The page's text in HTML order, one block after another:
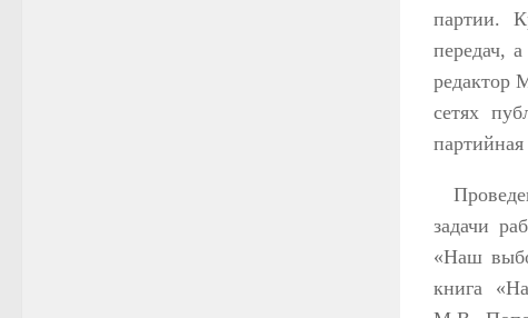
партии.
передач,
редактор
сетях
задачи
«Наш
книга